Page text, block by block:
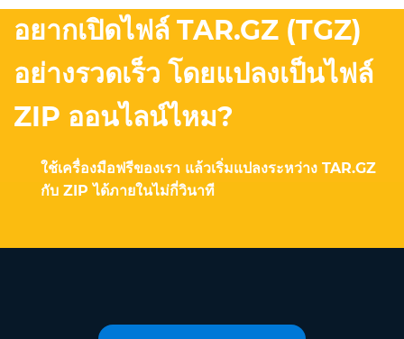
อยากเปิดไฟล์ TAR.GZ (TGZ)
อย่างรวดเร็ว โดยแปลงเป็นไฟล์
ZIP ออนไลน์ไหม?
ใช้เครื่องมือฟรีของเรา แล้วเริ่มแปลงระหว่าง TAR.GZ
กับ ZIP ได้ภายในไม่กี่วินาที